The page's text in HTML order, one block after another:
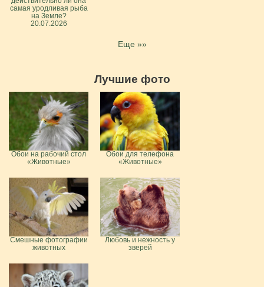
самая уродливая рыба
на Земле?
20.07.2026
Еще »»
Лучшие фото
Обои на рабочий стол
«Животные»
Обои для телефона
«Животные»
Смешные фотографии
животных
Любовь и нежность у
зверей